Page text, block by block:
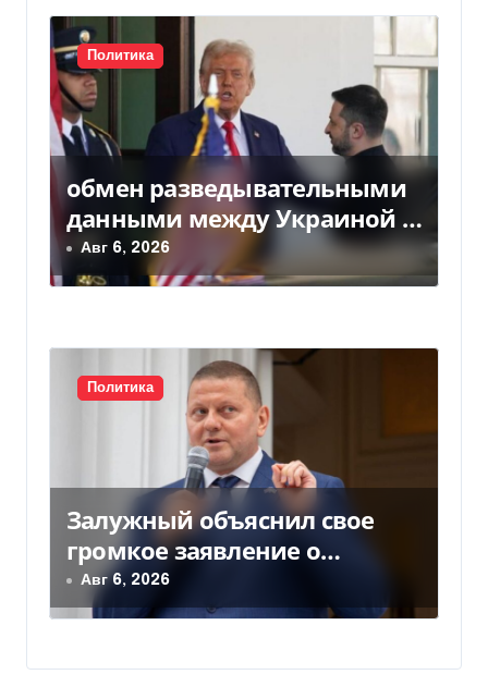
и
с
я
м
Политика
обмен разведывательными
данными между Украиной и
США значительно вырос, —
Politico
Авг 6, 2026
Политика
Залужный объяснил свое
громкое заявление о
вступлении Украины в НАТО
Авг 6, 2026